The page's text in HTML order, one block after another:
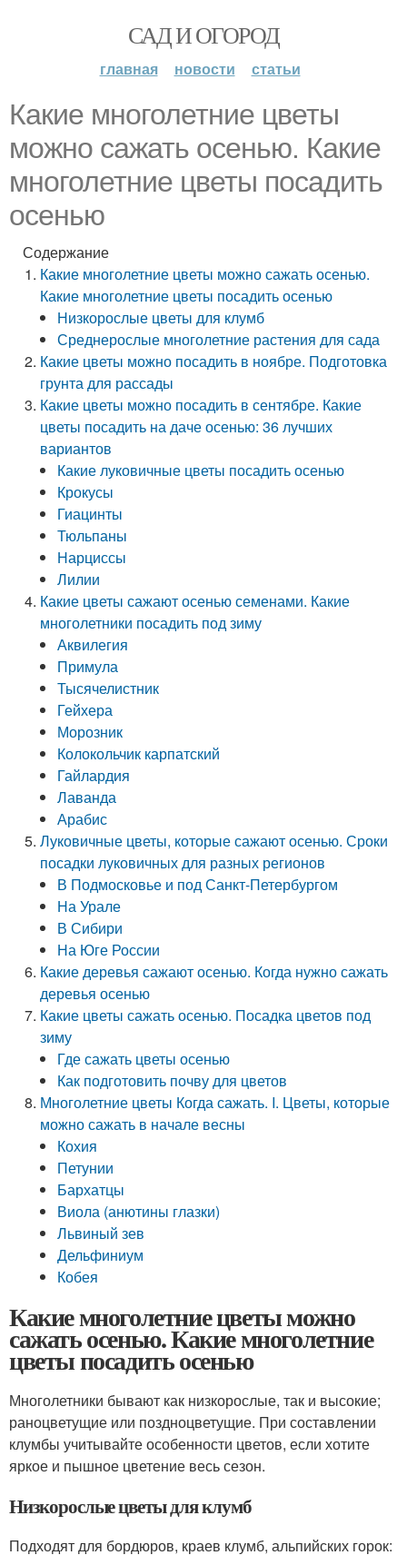
САД И ОГОРОД
главная новости статьи
Какие многолетние цветы
можно сажать осенью. Какие
многолетние цветы посадить
осенью
Содержание
Какие многолетние цветы можно сажать осенью.
Какие многолетние цветы посадить осенью
Низкорослые цветы для клумб
Среднерослые многолетние растения для сада
Какие цветы можно посадить в ноябре. Подготовка
грунта для рассады
Какие цветы можно посадить в сентябре. Какие
цветы посадить на даче осенью: 36 лучших
вариантов
Какие луковичные цветы посадить осенью
Крокусы
Гиацинты
Тюльпаны
Нарциссы
Лилии
Какие цветы сажают осенью семенами. Какие
многолетники посадить под зиму
Аквилегия
Примула
Тысячелистник
Гейхера
Морозник
Колокольчик карпатский
Гайлардия
Лаванда
Арабис
Луковичные цветы, которые сажают осенью. Сроки
посадки луковичных для разных регионов
В Подмосковье и под Санкт-Петербургом
На Урале
В Сибири
На Юге России
Какие деревья сажают осенью. Когда нужно сажать
деревья осенью
Какие цветы сажать осенью. Посадка цветов под
зиму
Где сажать цветы осенью
Как подготовить почву для цветов
Многолетние цветы Когда сажать. I. Цветы, которые
можно сажать в начале весны
Кохия
Петунии
Бархатцы
Виола (анютины глазки)
Львиный зев
Дельфиниум
Кобея
Какие многолетние цветы можно
сажать осенью. Какие многолетние
цветы посадить осенью
Многолетники бывают как низкорослые, так и высокие;
раноцветущие или поздноцветущие. При составлении
клумбы учитывайте особенности цветов, если хотите
яркое и пышное цветение весь сезон.
Низкорослые цветы для клумб
Подходят для бордюров, краев клумб, альпийских горок: